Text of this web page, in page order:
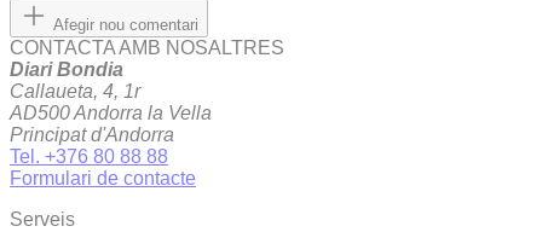
Afegir nou comentari
CONTACTA AMB NOSALTRES
Diari Bondia
Callaueta, 4, 1r
AD500 Andorra la Vella
Principat d'Andorra
Tel. +376 80 88 88
Formulari de contacte
Serveis